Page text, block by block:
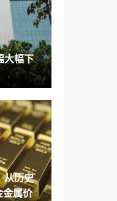
燃料价格
查看房价
月12日：
别的地区查
级从“添加”
传输，M
Dreddy的
大幅下
从历史
金属价